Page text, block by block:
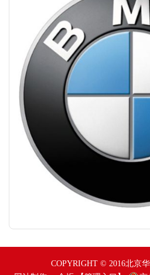
COPYRIGHT © 2016北京